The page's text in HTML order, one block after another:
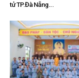
tử TP.Đà Nẵng...